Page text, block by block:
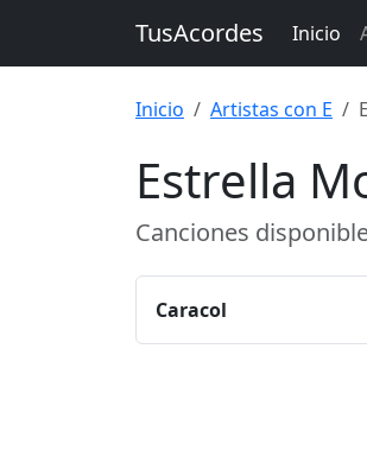
TusAcordes Inicio
Inicio Artistas con E
Estrella
Canciones
Caracol